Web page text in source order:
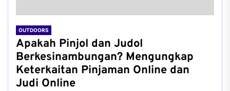
OUTDOORS
Apakah Pinjol dan Judol
Berkesinambungan? Mengungkap
Keterkaitan Pinjaman Online dan
Judi Online